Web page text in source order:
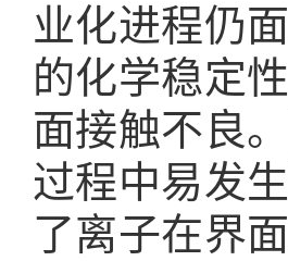
业化进程仍
的化学稳定
面接触不良
过程中易发
了离子在界